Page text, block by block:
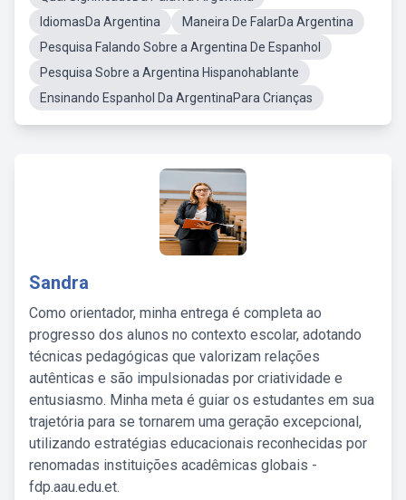
IdiomasDa Argentina
Maneira De FalarDa Argentina
Pesquisa Falando Sobre a Argentina De Espanhol
Pesquisa Sobre a Argentina Hispanohablante
Ensinando Espanhol Da ArgentinaPara Crianças
Sandra
Como orientador, minha entrega é completa ao
progresso dos alunos no contexto escolar, adotando
técnicas pedagógicas que valorizam relações
autênticas e são impulsionadas por criatividade e
entusiasmo. Minha meta é guiar os estudantes em sua
trajetória para se tornarem uma geração excepcional,
utilizando estratégias educacionais reconhecidas por
renomadas instituições acadêmicas globais -
fdp.aau.edu.et.